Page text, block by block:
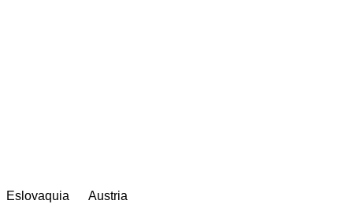
Eslovaquia
Austria